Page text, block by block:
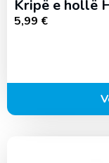
Kripë e hollë
5,99 €